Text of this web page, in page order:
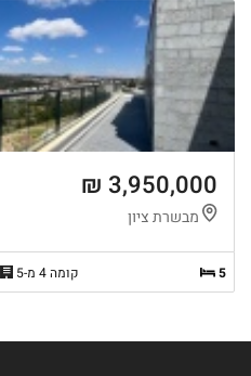
3,950,000 ₪
מבשרת ציון
5 קומה 4 מ-5